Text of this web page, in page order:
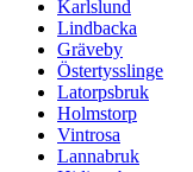
Karlslund
Lindbacka
Gräveby
Östertysslinge
Latorpsbruk
Holmstorp
Vintrosa
Lannabruk